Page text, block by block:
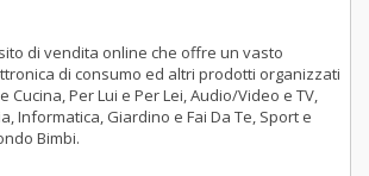
di vendita online che offre un vasto
di consumo ed altri prodotti organizzati
Cucina, Per Lui e Per Lei, Audio/Video e TV,
Informatica, Giardino e Fai Da Te, Sport e
Bimbi.